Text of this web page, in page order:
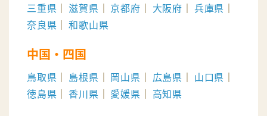
三重県 滋賀県 京都府 大阪府
兵庫県
奈良県
和歌山県
中国・四国
鳥取県 島根県 岡山県 広島県
山口県
徳島県
香川県 愛媛県 高知県